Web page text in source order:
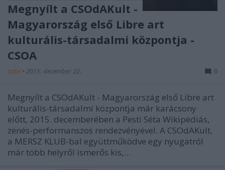
Megnyílt a CSOdAKult -
Magyarország első Libre art
kulturális-társadalmi központja -
CSOA
satie • 2015. december 22. 0
Megnyílt a CSOdAKult - Magyarország első Libre art
kulturális-társadalmi központja már karácsony
előtt, 2015. decemberében a Pesti Séta Wikipédiás,
zenés-performanszos rendezvényével. A CSOdAKult,
a MERSZ KLUB-bal együttműködve egy nyugatról
már több helyről ismerős kis,…